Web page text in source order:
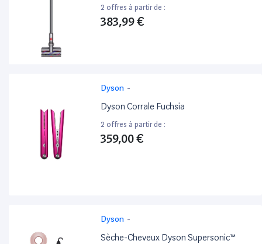
2 offres à partir de :
383,99 €
Dyson -
Dyson Corrale Fuchsia
2 offres à partir de :
359,00 €
Dyson -
Sèche-Cheveux Dyson Supersonic™